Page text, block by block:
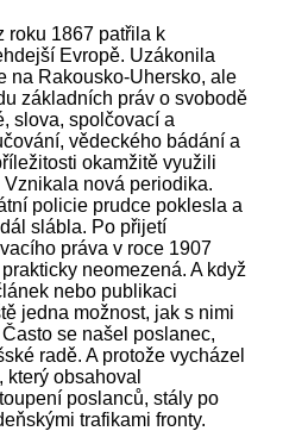
roku 1867 patřila k
Evropě. Uzákonila
na Rakousko-Uhersko, ale
základních práv o svobodě
slova, spolčovací a
vědeckého bádání a
okamžitě využili
nová periodika.
policie prudce poklesla a
slábla. Po přijetí
práva v roce 1907
neomezená. A když
nebo publikaci
jedna možnost, jak s nimi
se našel poslanec,
radě. A protože vycházel
obsahoval
poslanců, stály po
trafikami fronty.